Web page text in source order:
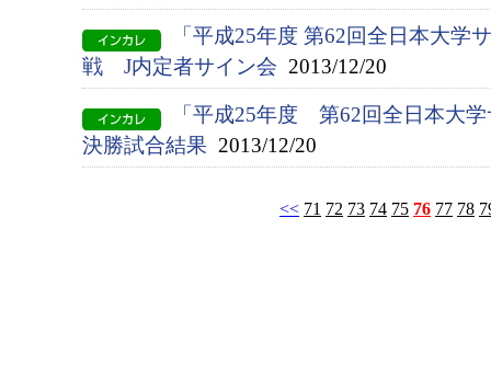
「平成25年度 第62回全日本大学
戦 J内定者サイン会 2013/12/20
「平成25年度 第62回全日本大
決勝試合結果 2013/12/20
<< 71 72 73 74 75 76 77 78